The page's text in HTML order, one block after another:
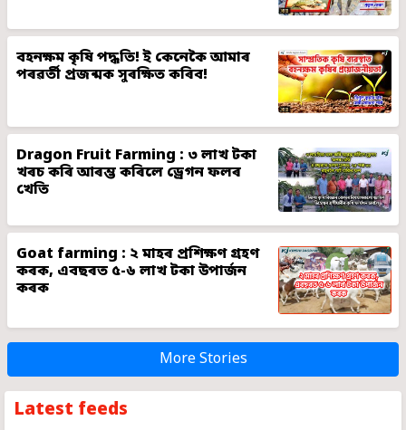
বহনক্ষম কৃষি পদ্ধতি! ই কেনেকৈ আমাৰ
পৰৱৰ্তী প্ৰজন্মক সুৰক্ষিত কৰিব!
Dragon Fruit Farming : ৩ লাখ টকা
খৰচ কৰি আৰম্ভ কৰিলে ড্ৰেগন ফলৰ
খেতি
Goat farming : ২ মাহৰ প্ৰশিক্ষণ গ্ৰহণ
কৰক, এবছৰত ৫-৬ লাখ টকা উপাৰ্জন
কৰক
More Stories
Latest feeds